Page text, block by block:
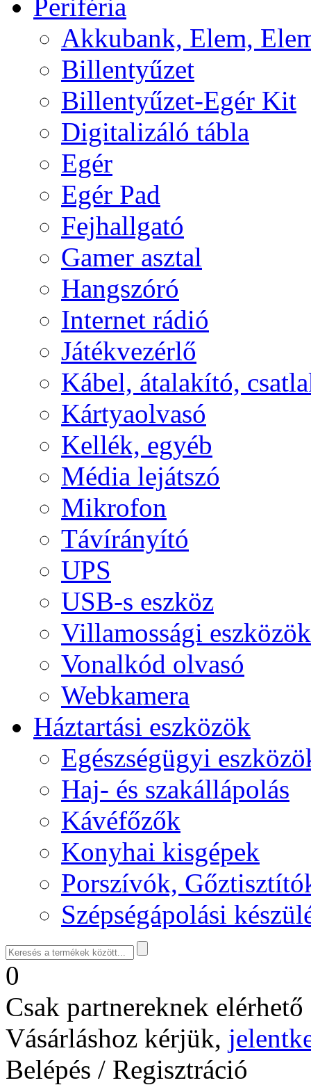
Periféria
Akkubank, Elem,
Billentyűzet
Billentyűzet-Egér Kit
Digitalizáló tábla
Egér
Egér Pad
Fejhallgató
Gamer asztal
Hangszóró
Internet rádió
Játékvezérlő
Kábel, átalakító,
Kártyaolvasó
Kellék, egyéb
Média lejátszó
Mikrofon
Távírányító
UPS
USB-s eszköz
Villamossági eszközök
Vonalkód olvasó
Webkamera
Háztartási eszközök
Egészségügyi
Haj- és szakállápolás
Kávéfőzők
Konyhai kisgépek
Porszívók,
Szépségápolási
0
Csak partnereknek
Vásárláshoz kérjük,
Belépés / Regisztráció